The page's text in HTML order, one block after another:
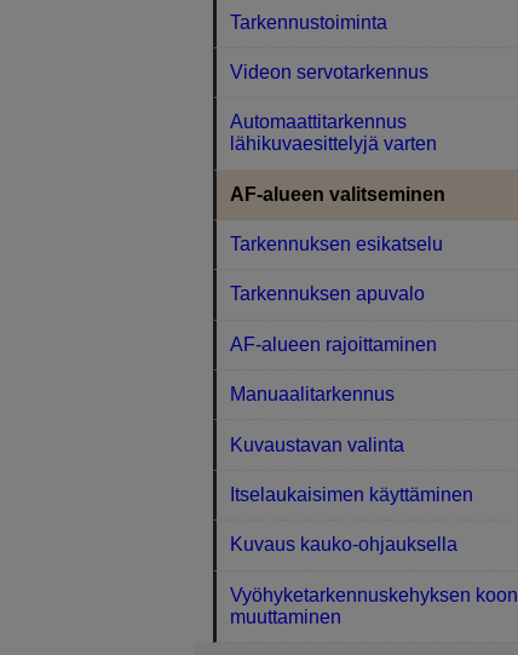
Tarkennustoiminta
Videon servotarkennus
Automaattitarkennus
lähikuvaesittelyjä varten
AF-alueen valitseminen
Tarkennuksen esikatselu
Tarkennuksen apuvalo
AF-alueen rajoittaminen
Manuaalitarkennus
Kuvaustavan valinta
Itselaukaisimen käyttäminen
Kuvaus kauko-ohjauksella
Vyöhyketarkennuskehyksen koon
muuttaminen